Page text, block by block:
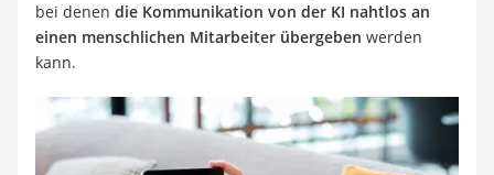
bei denen die Kommunikation von der KI nahtlos an
einen menschlichen Mitarbeiter übergeben werden
kann.